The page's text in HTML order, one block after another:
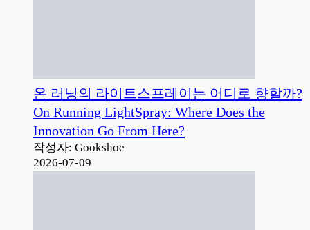
온 러닝의 라이트스프레이는 어디로 향할까?
On Running LightSpray: Where Does the
Innovation Go From Here?
작성자: Gookshoe
2026-07-09